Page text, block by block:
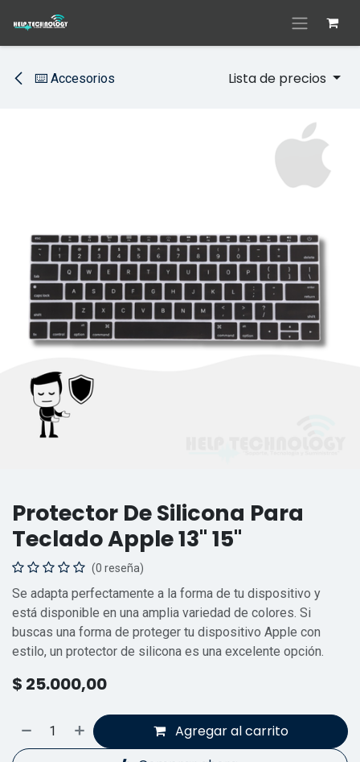
⌨️ Accesorios Lista de precios
Protector De Silicona Para
Teclado Apple 13" 15"
(0 reseña)
Se adapta perfectamente a la forma de tu dispositivo y
está disponible en una amplia variedad de colores. Si
buscas una forma de proteger tu dispositivo Apple con
estilo, un protector de silicona es una excelente opción.
$ 25.000,00
Agregar al carrito